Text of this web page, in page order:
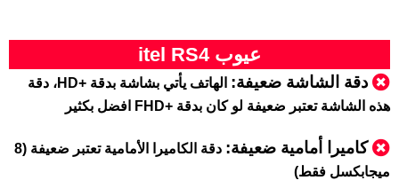
عيوب itel RS4
دقة الشاشة ضعيفة:
الهاتف يأتي بشاشة بدقة +HD، دقة
هذه الشاشة تعتبر ضعيفة لو كان بدقة +FHD افضل بكثير
كاميرا أمامية ضعيفة:
دقة الكاميرا الأمامية تعتبر ضعيفة (8
ميجابكسل فقط)